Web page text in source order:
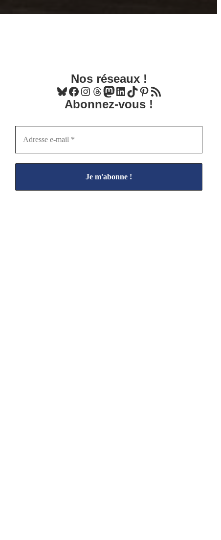
Nos réseaux !
Bluesky Facebook Instagram Threads Mastodon LinkedIn TikTok Pinterest
Flux RSS
Abonnez-vous !